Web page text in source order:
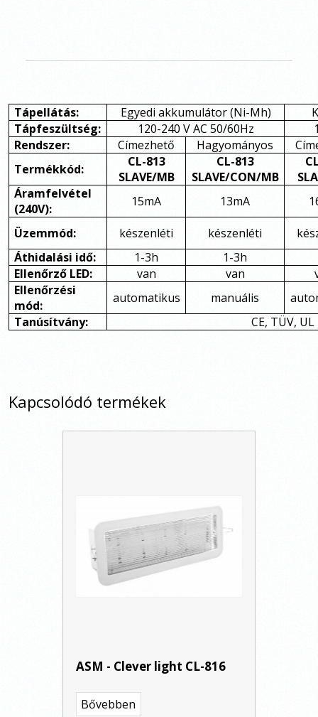
Tápellátás: Egyedi akkumulátor (Ni-Mh)
Tápfeszültség:
120-240 V AC 50/60Hz
Rendszer:
Címezhető Hagyományos
Termékkód:
CL-813
SLAVE/MB
CL-813
SLAVE/CON/MB
Áramfelvétel
(240V):
15mA 13mA
Üzemmód: készenléti készenléti
Áthidalási idő:
1-3h
1-3h
Ellenőrző LED:
van van
Ellenőrzési
mód:
automatikus manuális
Tanúsítvány:
CE, TÜV, UL
Kapcsolódó termékek
ASM - Clever light CL-816
Bővebben